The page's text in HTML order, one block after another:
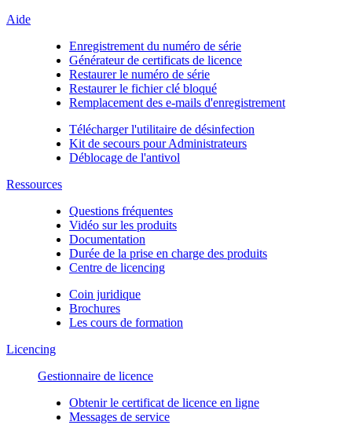
Aide
Enregistrement du numéro de série
Générateur de certificats de licence
Restaurer le numéro de série
Restaurer le fichier clé bloqué
Remplacement des e-mails d'enregistrement
Télécharger l'utilitaire de désinfection
Kit de secours pour Administrateurs
Déblocage de l'antivol
Ressources
Questions fréquentes
Vidéo sur les produits
Documentation
Durée de la prise en charge des produits
Centre de licencing
Coin juridique
Brochures
Les cours de formation
Licencing
Gestionnaire de licence
Obtenir le certificat de licence en ligne
Messages de service